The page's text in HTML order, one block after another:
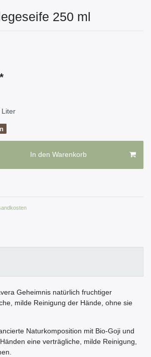
250 ml
*
Liter
In den Warenkorb
Geheimnis natürlich fruchtiger
milde Reinigung der Hände, ohne sie
Naturkomposition mit Bio-Goji und
eine verträgliche, milde Reinigung,